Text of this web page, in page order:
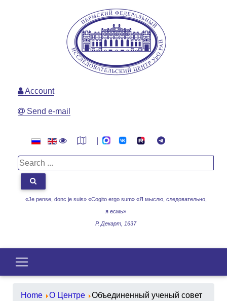
«Je pense, donc je suis» «Cogito ergo sum» «Я мыслю, следовательно,
я есмь»
Р. Декарт, 1637
Account
Send e-mail
Home О Центре Объединенный ученый совет